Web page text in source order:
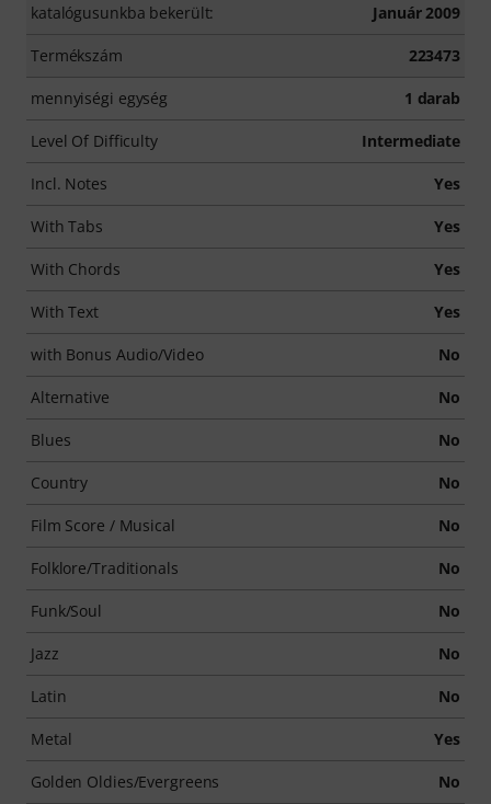
katalógusunkba bekerült: Január 2009
Termékszám 223473
mennyiségi egység 1 darab
Level Of Difficulty Intermediate
Incl. Notes Yes
With Tabs Yes
With Chords Yes
With Text Yes
with Bonus Audio/Video No
Alternative No
Blues No
Country No
Film Score / Musical No
Folklore/Traditionals No
Funk/Soul No
Jazz No
Latin No
Metal Yes
Golden Oldies/Evergreens No